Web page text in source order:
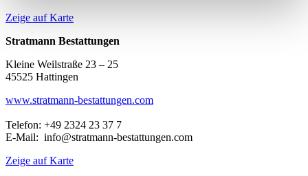
Zeige auf Karte
Stratmann Bestattungen
Kleine Weilstraße 23 – 25
45525 Hattingen
www.stratmann-bestattungen.com
Telefon: +49 2324 23 37 7
E-Mail: info@stratmann-bestattungen.com
Zeige auf Karte